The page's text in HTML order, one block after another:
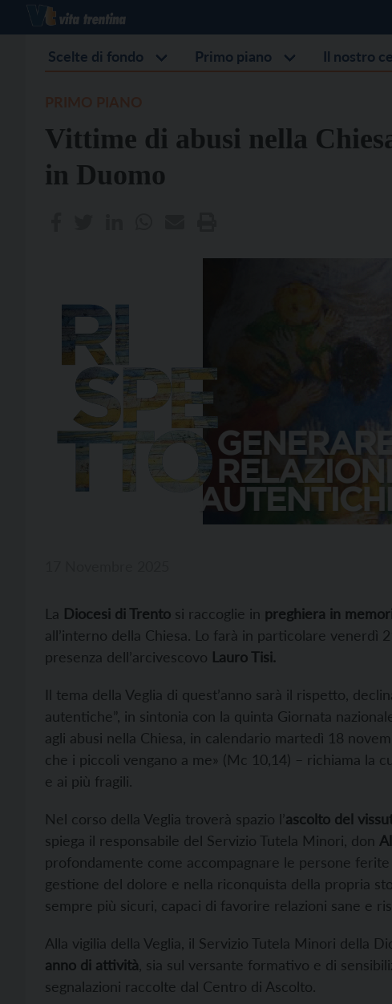
Scelte di fondo Primo piano Il nostro
Vittime di abusi nella
in Duomo
La Diocesi di Trento si raccoglie in preghiera in
all’interno della Chiesa. Lo farà in particolare venerdì
presenza dell’arcivescovo Lauro Tisi.
Il tema della Veglia di quest’anno sarà il rispetto,
autentiche”, in sintonia con la quinta Giornata
agli abusi nella Chiesa, in calendario martedì 18
che i piccoli vengano a me» (Mc 10,14) – richiama la
e ai più fragili.
Nel corso della Veglia troverà spazio l’ascolto del
spiega il responsabile del Servizio Tutela Minori, don
profondamente come accompagnare le persone
gestione del dolore e nella riconquista della propria
sempre più sicuri, capaci di favorire relazioni sane e
Alla vigilia della Veglia, il Servizio Tutela Minori della
anno di attività , sia sul versante formativo e di
segnalazioni raccolte dal Centro di Ascolto.